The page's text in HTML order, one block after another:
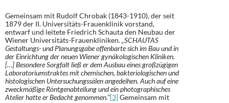
Gemeinsam mit Rudolf Chrobak (1843-1910), der seit
1879 der II. Universitäts-Frauenklinik vorstand,
entwarf und leitete Friedrich Schauta den Neubau der
Wiener Universitäts-Frauenkliniken.„SCHAUTAS
Gestaltungs- und Planungsgabe offenbarte sich im Bau und in
der Einrichtung der neuen Wiener gynäkologischen Kliniken.
[…] Besondere Sorgfalt ließ er dem Ausbau eines großzügigen
Laboratoriumstraktes mit chemischen, bakteriologischen und
histologischen Untersuchungssälen angedeihen. Auch auf eine
zweckmäßige Röntgenabteilung und ein photographisches
Atelier hatte er Bedacht genommen.“[3]Gemeinsam mit